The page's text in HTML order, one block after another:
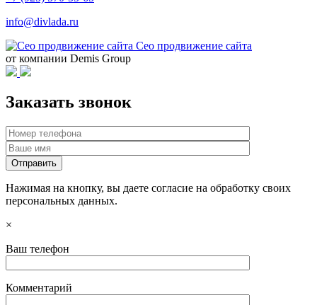
info@divlada.ru
Сео продвижение сайта
от компании Demis Group
Заказать звонок
Нажимая на кнопку, вы даете согласие на обработку своих
персональных данных.
×
Ваш телефон
Комментарий